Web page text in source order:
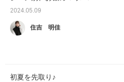
2024.05.09
住吉 明佳
初夏を先取り♪